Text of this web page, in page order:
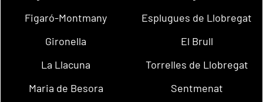
Figaró-Montmany
Esplugues de Llobregat
Gironella
El Brull
La Llacuna
Torrelles de Llobregat
Maria de Besora
Sentmenat